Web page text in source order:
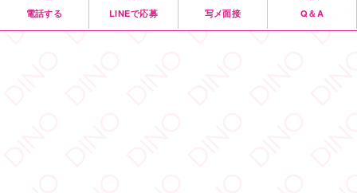
電話する LINEで応募 写メ面接 Q＆A